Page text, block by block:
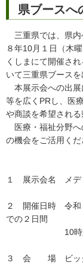
県ブースへ
三重県では、県内
８年10月１日（木
くしまにて開催さ
いて三重県ブースを
本展示会への出展
等を広くPRし、医
や商談を希望される
医療・福祉分野へ
の機会をご活用くだ
１ 展示会名 メデ
２ 開催日時 令和
での２日間
10時から17時
３ 会 場 ビッグ